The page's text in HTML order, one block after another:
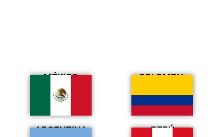
MÉXICO COLOMBIA
ARGENTINA PERÚ